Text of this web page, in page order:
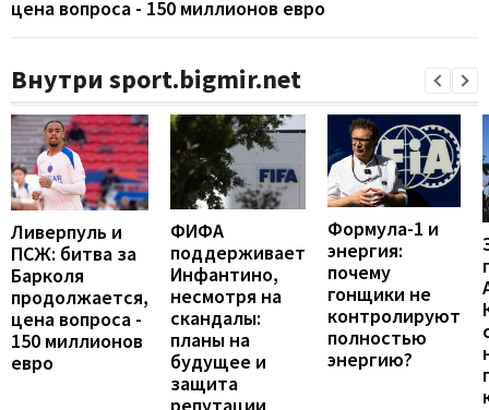
цена вопроса - 150 миллионов евро
Внутри sport.bigmir.net
Ливерпуль и
ПСЖ: битва за
Барколя
продолжается,
цена вопроса -
150 миллионов
евро
ФИФА
поддерживает
Инфантино,
несмотря на
скандалы:
планы на
будущее и
защита
репутации
Формула-1 и
энергия:
почему
гонщики не
контролируют
полностью
энергию?